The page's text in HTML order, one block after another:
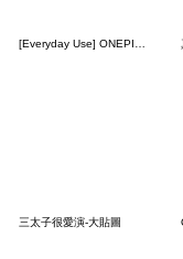
[Everyday Use] ONEPIECE Utamp
三太子很愛演-大貼圖